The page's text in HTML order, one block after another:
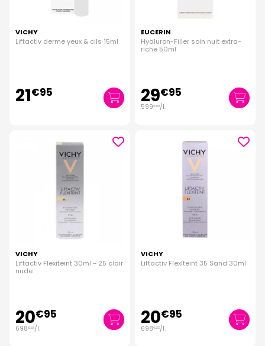
VICHY
Liftactiv derme yeux & cils 15ml
21€95
EUCERIN
Hyaluron-Filler soin nuit extra-
riche 50ml
29€95
599€00/l.
VICHY
Liftactiv Flexiteint 30ml - 25 clair
nude
20€95
698€33/l.
VICHY
Liftactiv Flexiteint 35 Sand 30ml
20€95
698€33/l.